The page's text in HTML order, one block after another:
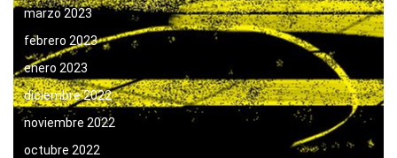
marzo 2023
febrero 2023
enero 2023
diciembre 2022
noviembre 2022
octubre 2022